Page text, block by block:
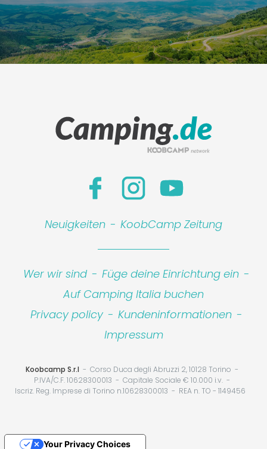
Neuigkeiten - KoobCamp Zeitung
Wer wir sind - Füge deine Einrichtung ein -
Auf Camping Italia buchen
Privacy policy - Kundeninformationen -
Impressum
Koobcamp S.r.l
Corso Duca degli Abruzzi 2, 10128 Torino
P.IVA/C.F. 10628300013
Capitale Sociale € 10.000 i.v.
Iscriz. Reg. Imprese di Torino n.10628300013
REA n. TO - 1149456
Your Privacy Choices